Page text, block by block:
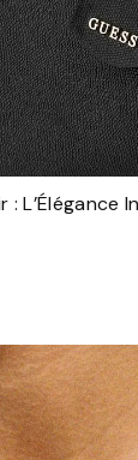
: L’Élégance